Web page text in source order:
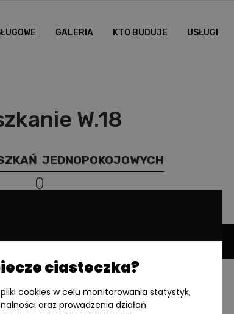
GALERIA KTO BUDUJE USŁUGI
W.18
JEDNOPOKOJOWYCH
0
ciasteczka?
cookies w celu monitorowania statystyk,
oraz prowadzenia działań